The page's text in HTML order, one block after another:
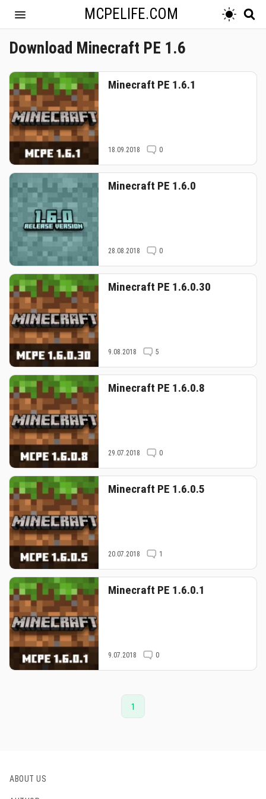
MCPELIFE.COM
Download Minecraft PE 1.6
Minecraft PE 1.6.1
18.09.2018 0
Minecraft PE 1.6.0
28.08.2018 0
Minecraft PE 1.6.0.30
9.08.2018 5
Minecraft PE 1.6.0.8
29.07.2018 0
Minecraft PE 1.6.0.5
20.07.2018 1
Minecraft PE 1.6.0.1
9.07.2018 0
1
ABOUT US